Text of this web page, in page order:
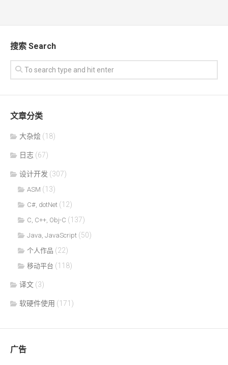
搜索 Search
文章分类
大杂烩 (18)
日志 (67)
设计开发 (307)
ASM (13)
C#, dotNet (12)
C, C++, Obj-C (137)
Java, JavaScript (50)
个人作品 (22)
移动平台 (118)
译文 (3)
软硬件使用 (171)
广告